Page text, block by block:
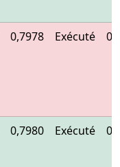
0,7978 Exécuté
0,7980 Exécuté